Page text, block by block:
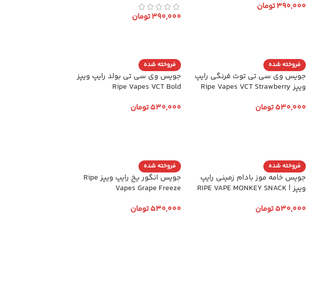
390,000تومان
390,000تومان
فروخته شده
جویس وی سی تی توت فرنگی رایپ
ویپز Ripe Vapes VCT Strawberry
530,000تومان
فروخته شده
جویس وی سی تی بولد رایپ ویپز
Ripe Vapes VCT Bold
530,000تومان
فروخته شده
جویس خامه موز بادام زمینی رایپ
ویپز | RIPE VAPE MONKEY SNACK
530,000تومان
فروخته شده
جویس انگور یخ رایپ ویپز Ripe
Vapes Grape Freeze
530,000تومان